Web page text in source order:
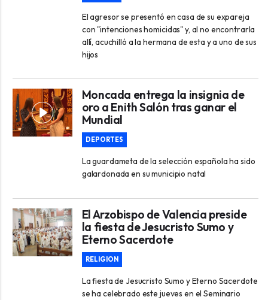
El agresor se presentó en casa de su expareja
con "intenciones homicidas" y, al no encontrarla
allí, acuchilló a la hermana de esta y a uno de sus
hijos
Moncada entrega la insignia de
oro a Enith Salón tras ganar el
Mundial
DEPORTES
La guardameta de la selección española ha sido
galardonada en su municipio natal
El Arzobispo de Valencia preside
la fiesta de Jesucristo Sumo y
Eterno Sacerdote
RELIGION
La fiesta de Jesucristo Sumo y Eterno Sacerdote
se ha celebrado este jueves en el Seminario